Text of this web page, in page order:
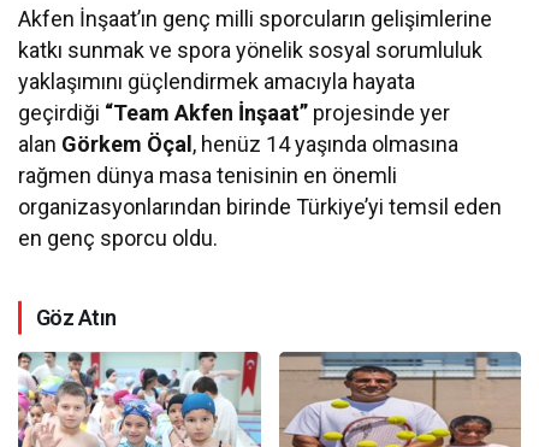
Akfen İnşaat’ın genç milli sporcuların gelişimlerine
katkı sunmak ve spora yönelik sosyal sorumluluk
yaklaşımını güçlendirmek amacıyla hayata
geçirdiği “Team Akfen İnşaat” projesinde yer
alan Görkem Öçal , henüz 14 yaşında olmasına
rağmen dünya masa tenisinin en önemli
organizasyonlarından birinde Türkiye’yi temsil eden
en genç sporcu oldu.
Göz Atın